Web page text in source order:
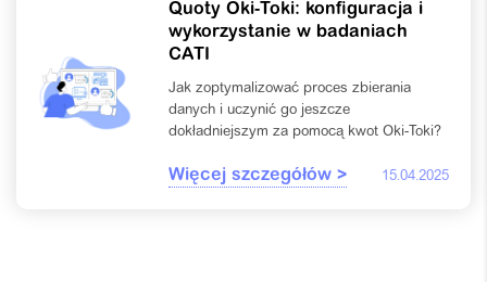
Quoty Oki-Toki: konfiguracja i
wykorzystanie w badaniach
CATI
Jak zoptymalizować proces zbierania
danych i uczynić go jeszcze
dokładniejszym za pomocą kwot Oki-Toki?
Więcej szczegółów > 15.04.2025